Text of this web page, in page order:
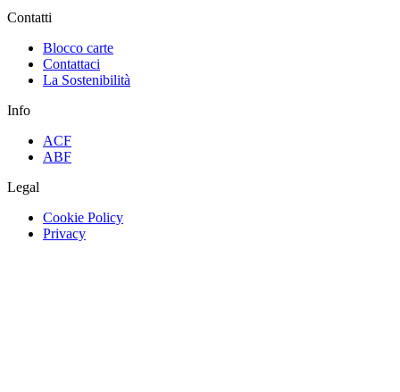
Contatti
Blocco carte
Contattaci
La Sostenibilità
Info
ACF
ABF
Legal
Cookie Policy
Privacy